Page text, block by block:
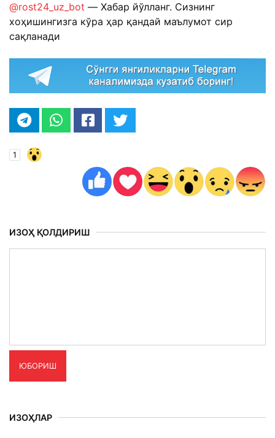
@rost24_uz_bot — Хабар йўлланг. Сизнинг
хоҳишингизга кўра ҳар қандай маълумот сир
сақланади
1
ИЗОҲ ҚОЛДИРИШ
ЮБОРИШ
ИЗОҲЛАР